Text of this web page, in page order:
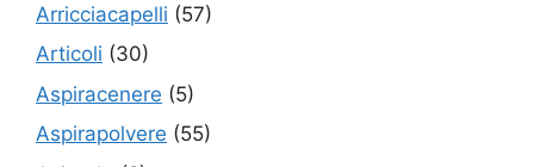
Arricciacapelli (57)
Articoli (30)
Aspiracenere (5)
Aspirapolvere (55)